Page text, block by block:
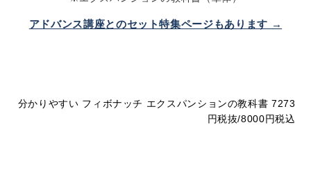
アドバンス講座とのセット特集ページもあります →
分かりやすい フィボナッチ エクスパンションの教科書 7273
円税抜/8000円税込